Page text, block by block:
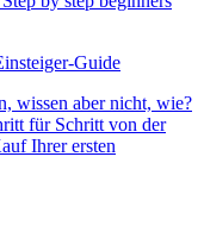
Guide
wissen aber nicht, wie?
für Schritt von der
Ihrer ersten